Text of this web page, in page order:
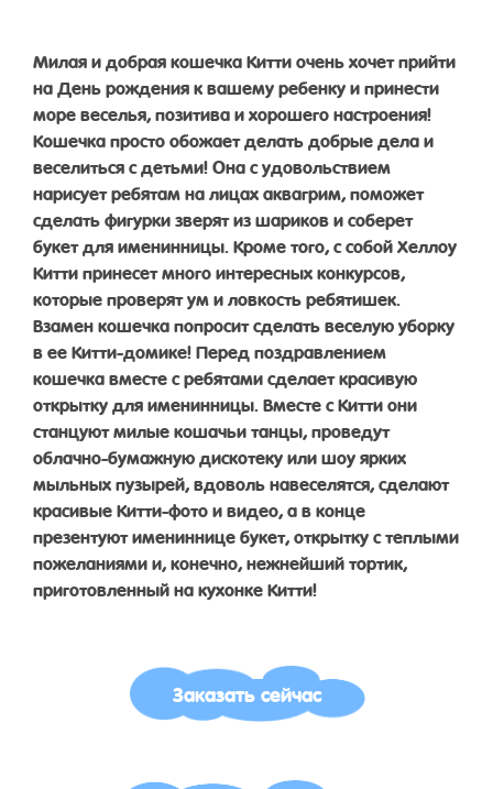
Милая и добрая кошечка Китти очень хочет прийти
на День рождения к вашему ребенку и принести
море веселья, позитива и хорошего настроения!
Кошечка просто обожает делать добрые дела и
веселиться с детьми! Она с удовольствием
нарисует ребятам на лицах аквагрим, поможет
сделать фигурки зверят из шариков и соберет
букет для именинницы. Кроме того, с собой Хеллоу
Китти принесет много интересных конкурсов,
которые проверят ум и ловкость ребятишек.
Взамен кошечка попросит сделать веселую уборку
в ее Китти-домике! Перед поздравлением
кошечка вместе с ребятами сделает красивую
открытку для именинницы. Вместе с Китти они
станцуют милые кошачьи танцы, проведут
облачно-бумажную дискотеку или шоу ярких
мыльных пузырей, вдоволь навеселятся, сделают
красивые Китти-фото и видео, а в конце
презентуют имениннице букет, открытку с теплыми
пожеланиями и, конечно, нежнейший тортик,
приготовленный на кухонке Китти!
Заказать сейчас